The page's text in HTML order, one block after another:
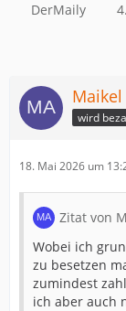
DerMaily
Maikel
wird
18. Mai 2026 um
Zitat von
Wobei ich
zu besetzen
zumindest
ich aber auch